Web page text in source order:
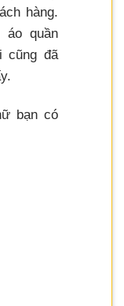
hàng.
áo quần
cũng đã
bạn có